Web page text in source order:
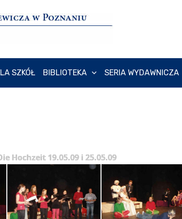
SZKÓŁ BIBLIOTEKA SERIA WYDAWNICZA
Hochzeit 19.05.09 i 25.05.09